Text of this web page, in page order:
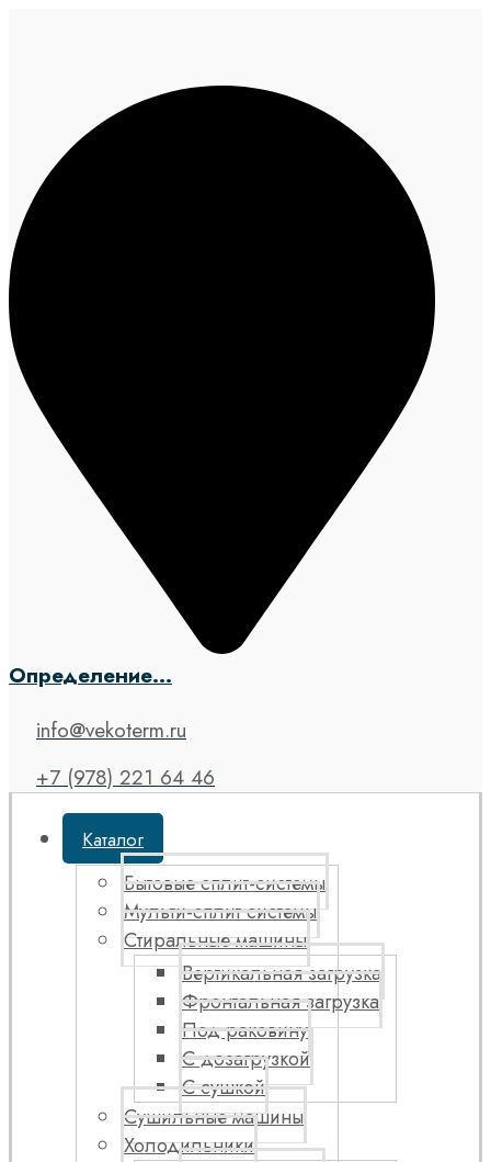
Определение...
info@vekoterm.ru
+7 (978) 221 64 46
Каталог
Бытовые сплит-системы
Мульти-сплит системы
Стиральные машины
Вертикальная загрузка
Фронтальная загрузка
Под раковину
С дозагрузкой
С сушкой
Сушильные машины
Холодильники